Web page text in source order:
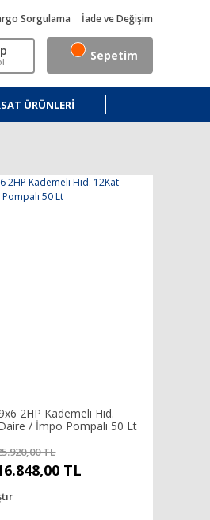
Sorgulama İade ve Değişim
Sepetim
ÜRÜNLERI
2HP Kademeli Hid.
/ İmpo Pompalı 50 Lt
TL
TL